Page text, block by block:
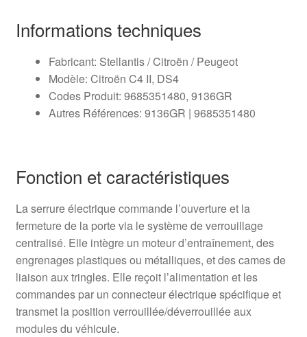
Informations techniques
Fabricant: Stellantis / Citroën / Peugeot
Modèle: Citroën C4 II, DS4
Codes Produit: 9685351480, 9136GR
Autres Références: 9136GR | 9685351480
Fonction et caractéristiques
La serrure électrique commande l’ouverture et la
fermeture de la porte via le système de verrouillage
centralisé. Elle intègre un moteur d’entraînement, des
engrenages plastiques ou métalliques, et des cames de
liaison aux tringles. Elle reçoit l’alimentation et les
commandes par un connecteur électrique spécifique et
transmet la position verrouillée/déverrouillée aux
modules du véhicule.